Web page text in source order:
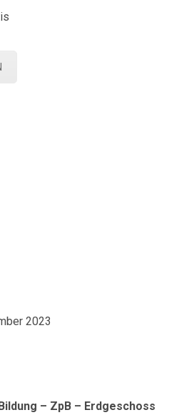
2023
– ZpB – Erdgeschoss